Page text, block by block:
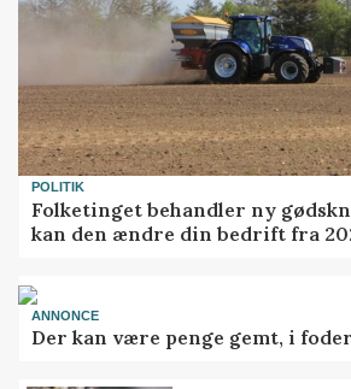
POLITIK
Folketinget behandler ny
kan den ændre din bedrift fra
ANNONCE
Der kan være penge gemt, i